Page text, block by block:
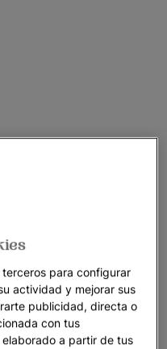
para configurar
actividad y mejorar sus
publicidad, directa o
con tus
a partir de tus